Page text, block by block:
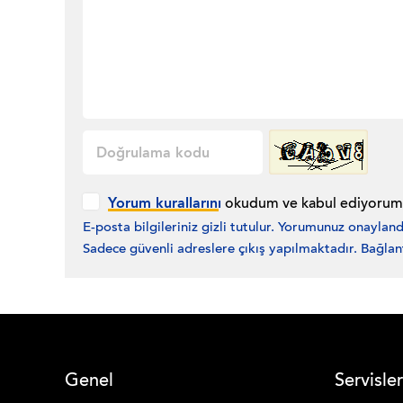
Yorum kurallarını okudum ve kabul
E-posta bilgileriniz gizli tutulur. Yorumunuz
Sadece güvenli adreslere çıkış yapılmaktadır.
Genel Servisler